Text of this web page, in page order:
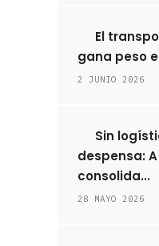
El
gana peso
2 JUNIO 2026
Sin
despensa:
consolida...
28 MAYO 2026